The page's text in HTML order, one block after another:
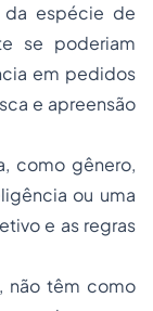
da espécie de
se poderiam
em pedidos
e apreensão
como gênero,
ou uma
e as regras
não têm como